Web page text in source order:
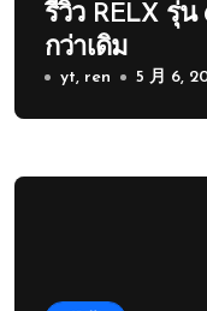
รีวิว RELX รุ่
กว่าเดิม
yt, ren 5 月 6,